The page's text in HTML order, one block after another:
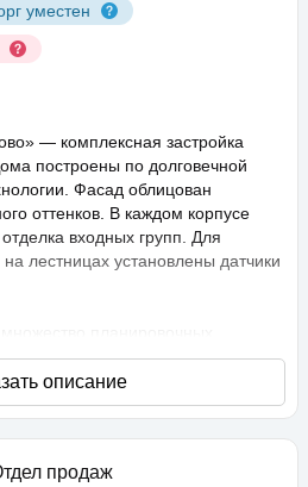
уместен
— комплексная застройка
построены по долговечной
Фасад облицован
оттенков. В каждом корпусе
входных групп. Для
лестницах установлены датчики
планировочных
как классического типа, так и
с подчистовой отделкой,
2,75 метра. В квартирах